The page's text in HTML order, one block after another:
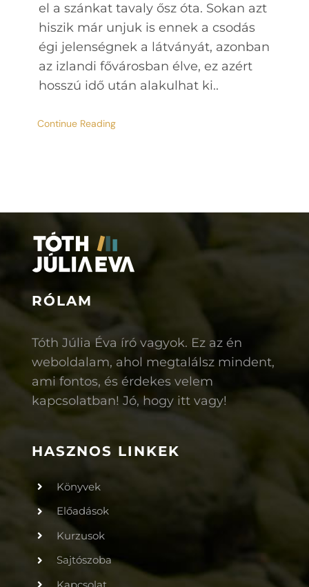
el a szánkat tavaly ősz óta. Sokan azt
hiszik már unjuk is ennek a csodás
égi jelenségnek a látványát, azonban
az izlandi fővárosban élve, ez azért
hosszú idő után alakulhat ki..
Continue Reading
RÓLAM
Tóth Júlia Éva író vagyok. Ez az én
weboldalam, ahol megtalálsz mindent,
ami fontos, és érdekes velem
kapcsolatban! Jó, hogy itt vagy!
HASZNOS LINKEK
Könyvek
Előadások
Kurzusok
Sajtószoba